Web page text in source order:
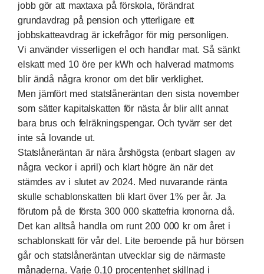
jobb gör att maxtaxa på förskola, förändrat
grundavdrag på pension och ytterligare ett
jobbskatteavdrag är ickefrågor för mig personligen.
Vi använder visserligen el och handlar mat. Så sänkt
elskatt med 10 öre per kWh och halverad matmoms
blir ändå några kronor om det blir verklighet.
Men jämfört med statslåneräntan den sista november
som sätter kapitalskatten för nästa år blir allt annat
bara brus och felräkningspengar. Och tyvärr ser det
inte så lovande ut.
Statslåneräntan är nära årshögsta (enbart slagen av
några veckor i april) och klart högre än när det
stämdes av i slutet av 2024. Med nuvarande ränta
skulle schablonskatten bli klart över 1% per år. Ja
förutom på de första 300 000 skattefria kronorna då.
Det kan alltså handla om runt 200 000 kr om året i
schablonskatt för vår del. Lite beroende på hur börsen
går och statslåneräntan utvecklar sig de närmaste
månaderna. Varje 0,10 procentenhet skillnad i